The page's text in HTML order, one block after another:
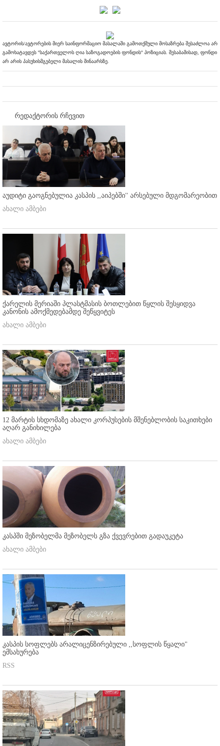
ავტორის/ავტორების მიერ საინფორმაციო მასალაში გამოთქმული მოსაზრება შესაძლოა არ
გამოხატავდეს "საქართველოს ღია საზოგადოების ფონდის" პოზიციას. შესაბამისად, ფონდი
არ არის პასუხისმგებელი მასალის შინაარსზე.
რედაქტორის რჩევით
აუდიტი გაოგნებულია კასპის ,,აიპებში'' არსებული მდგომარეობით
ახალი ამბები
ქარელის მერიაში პლასტმასის ბოთლებით წყლის შესყიდვა
კანონის ამოქმედებამდე შეწყვიტეს
ახალი ამბები
12 მარტის სხდომაზე ახალი კორპუსების მშენებლობის საკითხები
აღარ განიხილება
ახალი ამბები
კასპში მეზობელმა მეზობელს გზა ქვევრებით გადაუკეტა
ახალი ამბები
კასპის სოფლებს არალიცენზირებული ,,სოფლის წყალი"
ემსახურება
RSS